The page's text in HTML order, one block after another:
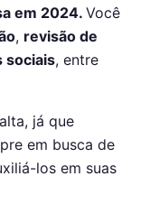
em 2024. Você
, revisão de
sociais, entre
já que
em busca de
los em suas